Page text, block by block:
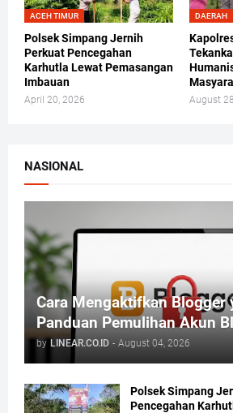
ACEH TIMUR
Polsek Simpang Jernih
Perkuat Pencegahan
Karhutla Lewat Pemasangan
Imbauan
April 20, 2026
DAERAH
August
NASIONAL
Cara Mengaktifkan Blogger
Panduan Pemulihan Akun
by LINEAR.CO.ID - August 04, 2026
Polsek Simpang
Pencegahan